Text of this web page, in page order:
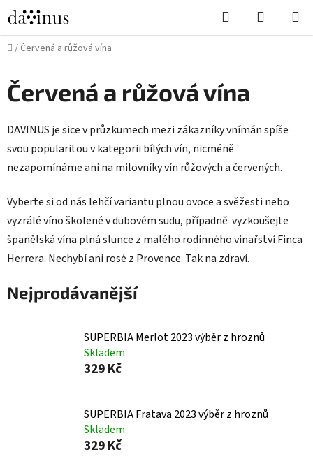
Přejít
na
obsah
Hledat
KOŠÍK
Domů
/ Červená a růžová vína
Červená a růžová vína
DAVINUS je sice v průzkumech mezi zákazníky vnímán spíše
svou popularitou v kategorii bílých vín, nicméně
nezapomínáme ani na milovníky vín růžových a červených.
Vyberte si od nás lehčí variantu plnou ovoce a svěžesti nebo
vyzrálé víno školené v dubovém sudu, případně vyzkoušejte
španělská vína plná slunce z malého rodinného vinařství Finca
Herrera. Nechybí ani rosé z Provence. Tak na zdraví.
Nejprodávanější
SUPERBIA Merlot 2023 výběr z hroznů
Skladem
329 Kč
SUPERBIA Fratava 2023 výběr z hroznů
Skladem
329 Kč